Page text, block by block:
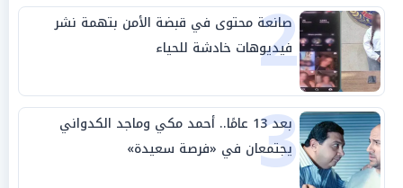
2
صانعة محتوى في قبضة الأمن بتهمة نشر
فيديوهات خادشة للحياء
3 بعد 13 عامًا.. أحمد مكي وماجد الكدواني
يجتمعان في «فرصة سعيدة»